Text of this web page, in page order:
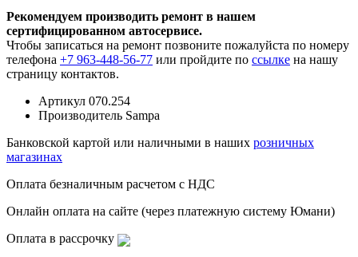
Рекомендуем производить ремонт в нашем
сертифицированном автосервисе.
Чтобы записаться на ремонт позвоните пожалуйста по номеру
телефона +7 963-448-56-77 или пройдите по ссылке на нашу
страницу контактов.
Артикул 070.254
Производитель Sampa
Банковской картой или наличными в наших розничных
магазинах
Оплата безналичным расчетом с НДС
Онлайн оплата на сайте (через платежную систему Юмани)
Оплата в рассрочку